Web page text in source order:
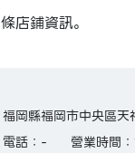
條店鋪資訊。
福岡縣福岡市中央區
電話：-
營業時間